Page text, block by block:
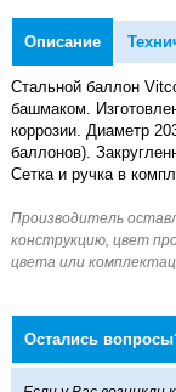
Описание
Стальной баллон
башмаком.
коррозии. Диаметр
баллонов).
Сетка и ручка в
Остались